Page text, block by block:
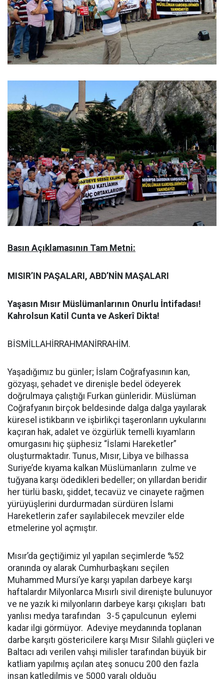
Basın Açıklamasının Tam Metni:
MISIR’IN PAŞALARI, ABD’NİN MAŞALARI
Yaşasın Mısır Müslümanlarının Onurlu İntifadası!
Kahrolsun Katil Cunta ve Askerî Dikta!
BİSMİLLAHİRRAHMANİRRAHİM.
Yaşadığımız bu günler; İslam Coğrafyasının kan,
gözyaşı, şehadet ve direnişle bedel ödeyerek
doğrulmaya çalıştığı Furkan günleridir. Müslüman
Coğrafyanın birçok beldesinde dalga dalga yayılarak
küresel istikbarın ve işbirlikçi taşeronların uykularını
kaçıran hak, adalet ve özgürlük temelli kıyamların
omurgasını hiç şüphesiz “İslami Hareketler”
oluşturmaktadır. Tunus, Mısır, Libya ve bilhassa
Suriye’de kıyama kalkan Müslümanların zulme ve
tuğyana karşı ödedikleri bedeller; on yıllardan beridir
her türlü baskı, şiddet, tecavüz ve cinayete rağmen
yürüyüşlerini durdurmadan sürdüren İslami
Hareketlerin zafer sayılabilecek mevziler elde
etmelerine yol açmıştır.
Mısır’da geçtiğimiz yıl yapılan seçimlerde %52
oranında oy alarak Cumhurbaşkanı seçilen
Muhammed Mursi’ye karşı yapılan darbeye karşı
haftalardır Milyonlarca Mısırlı sivil direnişte bulunuyor
ve ne yazık ki milyonların darbeye karşı çıkışları batı
yanlısı medya tarafından 3-5 çapulcunun eylemi
kadar ilgi görmüyor. Adeviye meydanında toplanan
darbe karşıtı göstericilere karşı Mısır Silahlı güçleri ve
Baltacı adı verilen vahşi milisler tarafından büyük bir
katliam yapılmış açılan ateş sonucu 200 den fazla
insan katledilmiş ve 5000 yaralı olduğu